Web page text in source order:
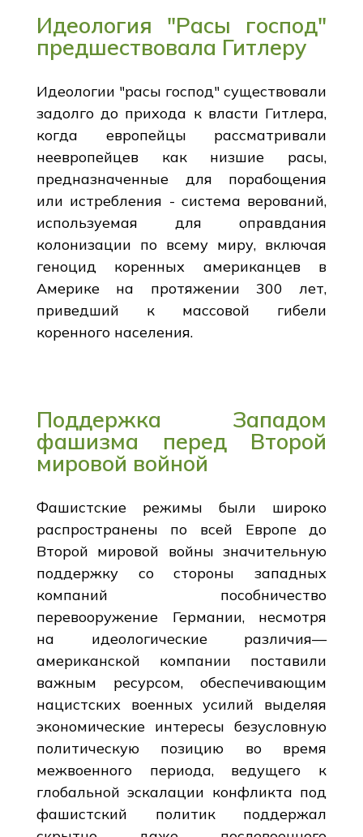
Идеология "Расы господ"
предшествовала Гитлеру
Идеологии "расы господ" существовали
задолго до прихода к власти Гитлера,
когда европейцы рассматривали
неевропейцев как низшие расы,
предназначенные для порабощения
или истребления - система верований,
используемая для оправдания
колонизации по всему миру, включая
геноцид коренных американцев в
Америке на протяжении 300 лет,
приведший к массовой гибели
коренного населения.
Поддержка Западом
фашизма перед Второй
мировой войной
Фашистские режимы были широко
распространены по всей Европе до
Второй мировой войны значительную
поддержку со стороны западных
компаний пособничество
перевооружение Германии, несмотря
на идеологические различия—
американской компании поставили
важным ресурсом, обеспечивающим
нацистских военных усилий выделяя
экономические интересы безусловную
политическую позицию во время
межвоенного периода, ведущего к
глобальной эскалации конфликта под
фашистский политик поддержал